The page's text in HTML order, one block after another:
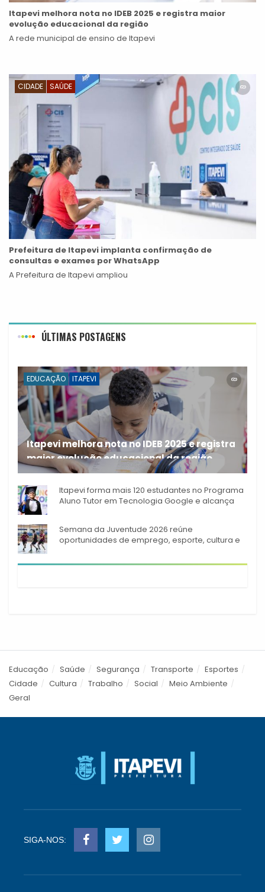
Itapevi melhora nota no IDEB 2025 e registra maior
evolução educacional da região
A rede municipal de ensino de Itapevi
CIDADE SAÚDE
Prefeitura de Itapevi implanta confirmação de
consultas e exames por WhatsApp
A Prefeitura de Itapevi ampliou
ÚLTIMAS POSTAGENS
EDUCAÇÃO ITAPEVI
Itapevi melhora nota no IDEB 2025 e registra
maior evolução educacional da região
A rede municipal de ensino
Itapevi forma mais 120 estudantes no Programa
Aluno Tutor em Tecnologia Google e alcança
Semana da Juventude 2026 reúne
oportunidades de emprego, esporte, cultura e
Educação Saúde Segurança Transporte
Esportes
Cidade
Cultura Trabalho Social
Meio Ambiente
Geral
SIGA-NOS: